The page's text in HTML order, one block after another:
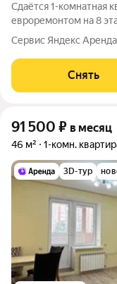
Сдаётся 1-комнатная
евроремонтом на 8
месяцев. Из техники есть: Телевизор
Стиральная машина Холодильник Посудомоечная машина Дом
- панельный, окна
Сервис Яндекс Аренда
Снять
91 500 ₽ в месяц
46 м² 1-комн.
3D-тур